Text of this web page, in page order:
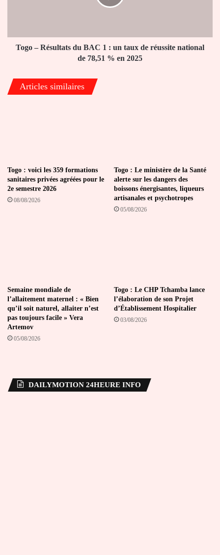
taux
de
78,51
Togo – Résultats du BAC 1 : un taux de réussite national
de 78,51 % en 2025
Articles similaires
Togo : voici les 359 formations
sanitaires privées agréées pour le
2e semestre 2026
08/08/2026
Togo : Le ministère de la Santé
alerte sur les dangers des
boissons énergisantes, liqueurs
artisanales et psychotropes
05/08/2026
Semaine mondiale de
l’allaitement maternel : « Bien
qu’il soit naturel, allaiter n’est
pas toujours facile » Vera
Artemov
05/08/2026
Togo : Le CHP Tchamba lance
l’élaboration de son Projet
d’Établissement Hospitalier
03/08/2026
DAILYMOTION 24HEURE INFO